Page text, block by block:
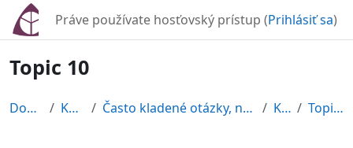
Preskočiť na hlavný obsah
Práve používate hosťovský prístup (Prihlásiť sa)
Topic 10
Domov Kurzy Často kladené otázky, námietky,... Klek Topic 10